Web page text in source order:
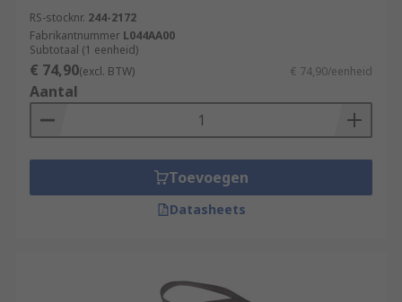
RS-stocknr. 244-2172
Fabrikantnummer L044AA00
Subtotaal (1 eenheid)
€ 74,90(excl. BTW) € 74,90/eenheid
Aantal
Toevoegen
Datasheets